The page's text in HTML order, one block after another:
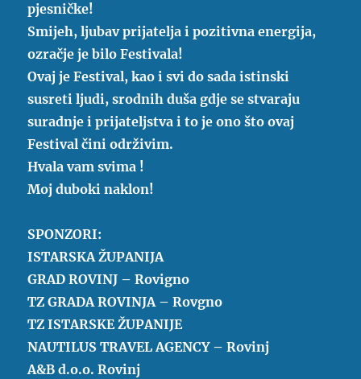
pjesničke!
Smijeh, ljubav prijatelja i pozitivna energija,
ozračje je bilo Festivala!
Ovaj je Festival, kao i svi do sada istinski
susreti ljudi, srodnih duša gdje se stvaraju
suradnje i prijateljstva i to je ono što ovaj
Festival čini održivim.
Hvala vam svima !
Moj duboki naklon!
SPONZORI:
ISTARSKA ŽUPANIJA
GRAD ROVINJ – Rovigno
TZ GRADA ROVINJA – Rovgno
TZ ISTARSKE ŽUPANIJE
NAUTILUS TRAVEL AGENCY – Rovinj
A&B d.o.o. Rovinj